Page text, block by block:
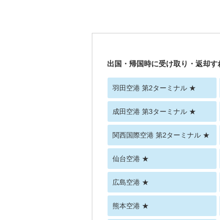
出国・帰国時に受け取り・返却
羽田空港 第2ターミナル ★
成田空港 第3ターミナル ★
関西国際空港 第2ターミナル ★
仙台空港 ★
広島空港 ★
熊本空港 ★